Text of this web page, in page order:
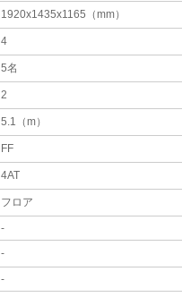
1920x1435x1165（mm）
4
5名
2
5.1（m）
FF
4AT
フロア
-
-
-